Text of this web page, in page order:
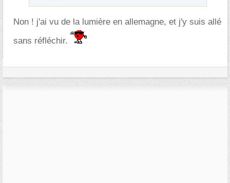
Non ! j'ai vu de la lumière en allemagne, et j'y suis allé
sans réfléchir.